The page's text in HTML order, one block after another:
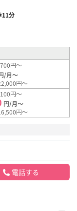
11分
円～
/月～
円～
円～
円/月～
円～
電話する